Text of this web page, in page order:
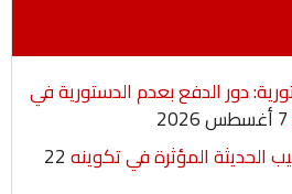
e
n
g
l
l
t
دور الدفع بعدم الدستورية في
7 أغسطس 2026
الحديثة المؤثرة في تكوينه22